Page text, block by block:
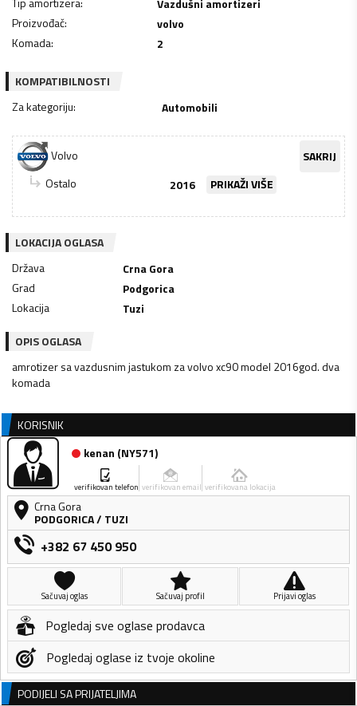
Vazdušni amortizeri
Proizvođač:
volvo
Komada: 2
KOMPATIBILNOSTI
Za kategoriju: Automobili
Volvo
SAKRIJ
Ostalo
2016 PRIKAŽI VIŠE
LOKACIJA OGLASA
Država
Crna Gora
Grad
Podgorica
Lokacija
Tuzi
OPIS OGLASA
amrotizer sa vazdusnim jastukom za volvo xc90 model 2016god. dva
komada
KORISNIK
kenan (NY571)
verifikovan telefon verifikovan email verifikovana lokacija
Crna Gora
PODGORICA/ TUZI
+382 67 450 950
Sačuvaj oglas Sačuvaj profil Prijavi oglas
Pogledaj sve oglase prodavca
Pogledaj oglase iz tvoje okoline
PODIJELI SA PRIJATELJIMA